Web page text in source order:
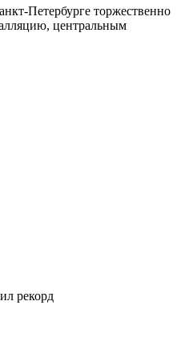
Петербурге торжественно
центральным
рекорд